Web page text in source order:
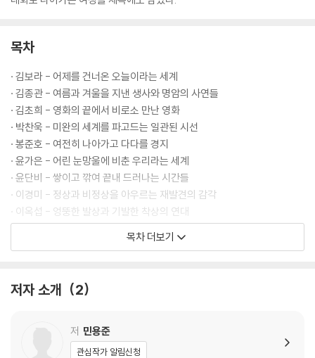
목차
· 김보라 - 어제를 건너온 오늘이라는 세계
· 김종관 - 여름과 겨울을 지낸 생사와 명암의 사연들
· 김초희 - 영화의 끝에서 비로소 만난 영화
· 박찬욱 - 미완의 세계를 파고드는 일관된 시선
· 봉준호 - 여전히 나아가고 다다를 경지
· 윤가은 - 어린 눈망울에 비춘 우리라는 세계
· 윤단비 - 쌓이고 깎여 끝내 드러나는 시간들
· 이경미 - 정상과 비정상을 아우르는 재발견의 감각
· 이옥섭 - 엉뚱한 발상과 기발한 착상의 연대
· 이와이 슌지 - 현실을 직시하는 냉정과 온정 사이
· 이종필 - 기다리지 않고 짚어오며 만난 시간
목차 더보기
저자 소개 2
저 민용준
관심작가 알림신청